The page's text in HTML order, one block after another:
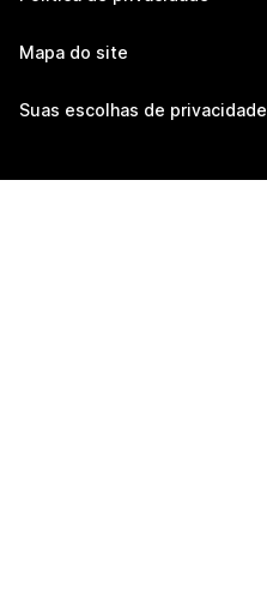
Mapa do site
Suas escolhas de privacidade